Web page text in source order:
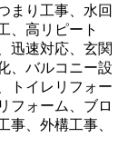
まり工事、水回
、高リピート
迅速対応、玄関
、バルコニー設
トイレリフォー
フォーム、ブロ
事、外構工事、